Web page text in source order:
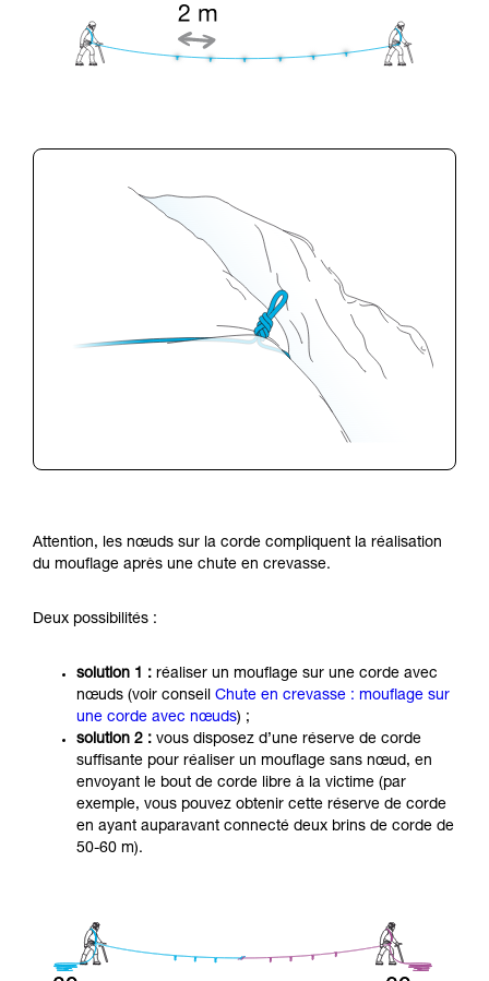
Attention, les nœuds sur la corde compliquent la réalisation
du mouflage après une chute en crevasse.
Deux possibilités :
solution 1 : réaliser un mouflage sur une corde avec
nœuds (voir conseil Chute en crevasse : mouflage sur
une corde avec nœuds) ;
solution 2 : vous disposez d’une réserve de corde
suffisante pour réaliser un mouflage sans nœud, en
envoyant le bout de corde libre à la victime (par
exemple, vous pouvez obtenir cette réserve de corde
en ayant auparavant connecté deux brins de corde de
50-60 m).